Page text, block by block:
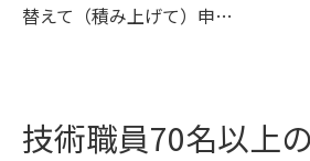
替えて（積み上げて）申…
技術職員70名以上